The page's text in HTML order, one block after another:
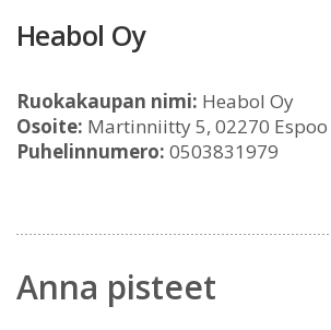
Heabol Oy
Ruokakaupan nimi: Heabol Oy
Osoite: Martinniitty 5, 02270 Espoo
Puhelinnumero: 0503831979
Anna pisteet